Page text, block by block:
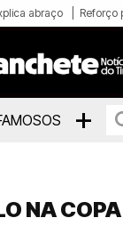
abraço Reforço
+
NA